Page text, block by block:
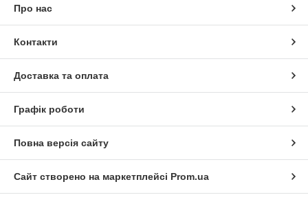
Про нас
Контакти
Доставка та оплата
Графік роботи
Повна версія сайту
Сайт створено на маркетплейсі Prom.ua